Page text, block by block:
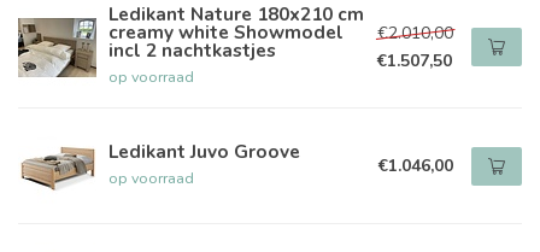
Ledikant Nature 180x210 cm
creamy white Showmodel
incl 2 nachtkastjes
op voorraad
€2.010,00
€1.507,50
Ledikant Juvo Groove
op voorraad €1.046,00